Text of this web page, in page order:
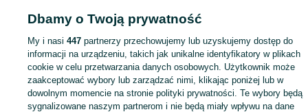
Mapa ministron
Popularne wyszukiwania
Dbamy o Twoją prywatność
My i nasi447 partnerzy przechowujemy lub uzyskujemy dostęp do
informacji na urządzeniu, takich jak unikalne identyfikatory w plikach
cookie w celu przetwarzania danych osobowych. Użytkownik może
zaakceptować wybory lub zarządzać nimi, klikając poniżej lub w
dowolnym momencie na stronie polityki prywatności. Te wybory będą
sygnalizowane naszym partnerom i nie będą miały wpływu na dane